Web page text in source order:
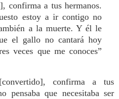
confirma a tus hermanos.
estoy a ir contigo no
a la muerte. Y él le
el gallo no cantará hoy
veces que me conoces”
confirma a tus
pensaba que necesitaba ser